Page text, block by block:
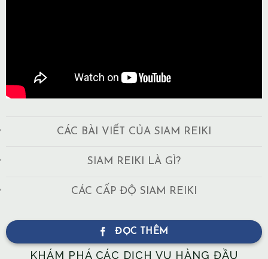
CÁC BÀI VIẾT CỦA SIAM REIKI
SIAM REIKI LÀ GÌ?
CÁC CẤP ĐỘ SIAM REIKI
ĐỌC THÊM
KHÁM PHÁ CÁC DỊCH VỤ HÀNG ĐẦU